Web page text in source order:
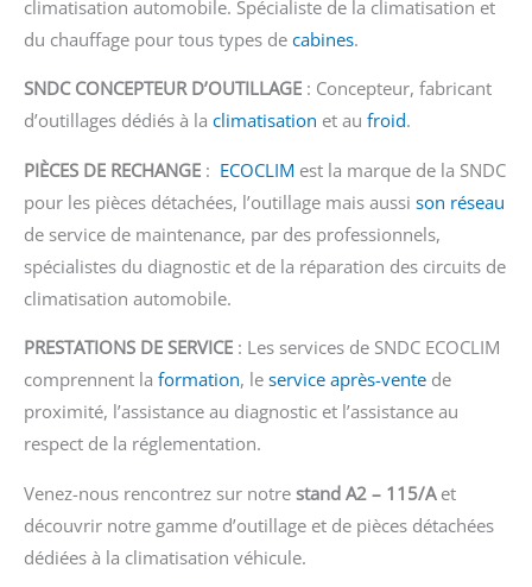
climatisation automobile. Spécialiste de la climatisation et
du chauffage pour tous types de cabines.
SNDC CONCEPTEUR D’OUTILLAGE : Concepteur, fabricant
d’outillages dédiés à la climatisation et au froid.
PIÈCES DE RECHANGE : ECOCLIM est la marque de la SNDC
pour les pièces détachées, l’outillage mais aussi son réseau
de service de maintenance, par des professionnels,
spécialistes du diagnostic et de la réparation des circuits de
climatisation automobile.
PRESTATIONS DE SERVICE : Les services de SNDC ECOCLIM
comprennent la formation, le service après-vente de
proximité, l’assistance au diagnostic et l’assistance au
respect de la réglementation.
Venez-nous rencontrez sur notre stand A2 – 115/Aet
découvrir notre gamme d’outillage et de pièces détachées
dédiées à la climatisation véhicule.